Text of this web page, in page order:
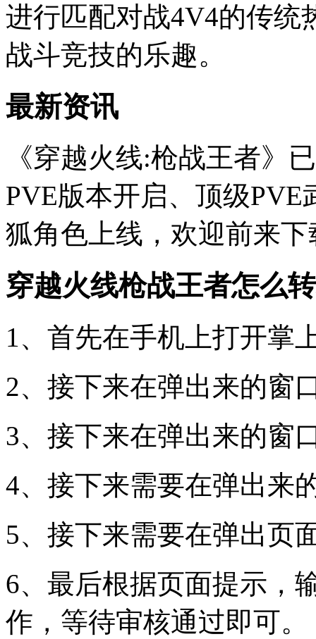
进行匹配对战4V4的传统
战斗竞技的乐趣。
最新资讯
《穿越火线:枪战王者》
PVE版本开启、顶级
狐角色上线，欢迎前来
穿越火线枪战王者怎么
1、首先在手机上打开掌
2、接下来在弹出来的窗
3、接下来在弹出来的窗
4、接下来需要在弹出来
5、接下来需要在弹出页
6、最后根据页面提示，
作，等待审核通过即可。